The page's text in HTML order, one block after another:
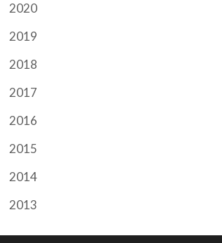
2020
2019
2018
2017
2016
2015
2014
2013